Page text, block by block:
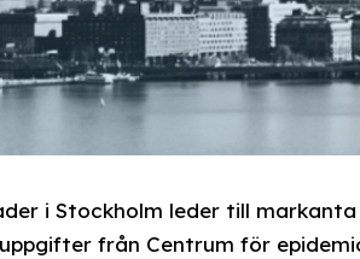
i Stockholm leder till
från Centrum för